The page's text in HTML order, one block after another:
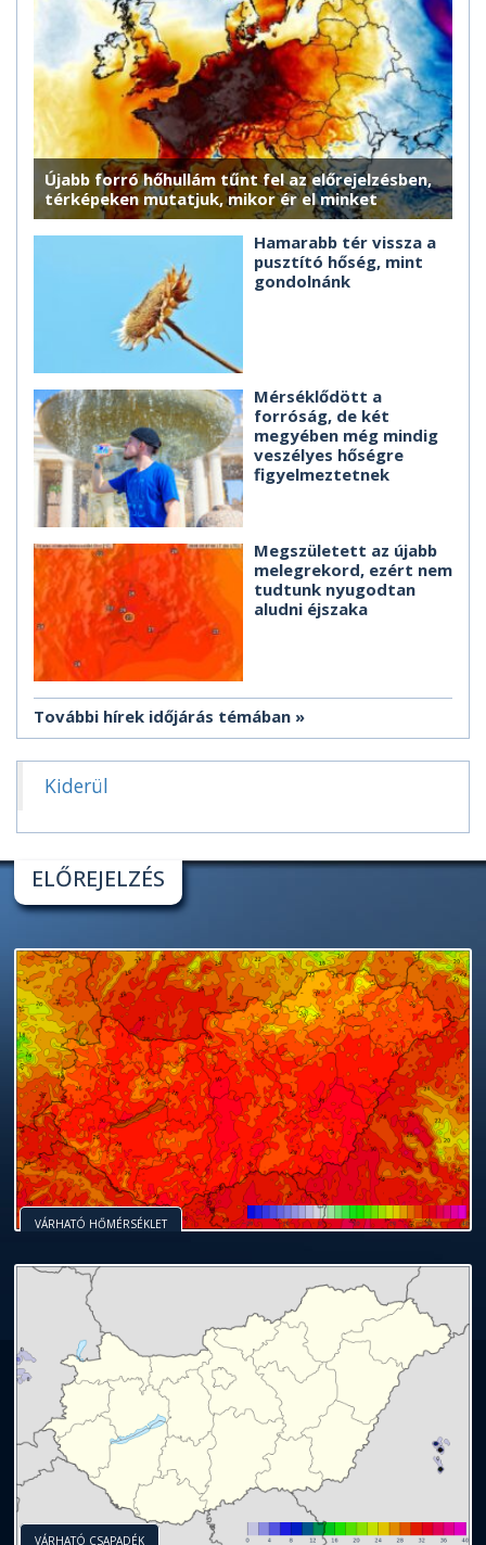
Újabb forró hőhullám tűnt fel az előrejelzésben,
térképeken mutatjuk, mikor ér el minket
Hamarabb tér vissza a
pusztító hőség, mint
gondolnánk
Mérséklődött a
forróság, de két
megyében még mindig
veszélyes hőségre
figyelmeztetnek
Megszületett az újabb
melegrekord, ezért nem
tudtunk nyugodtan
aludni éjszaka
További hírek időjárás témában
Kiderül
ELŐREJELZÉS
VÁRHATÓ HŐMÉRSÉKLET
VÁRHATÓ CSAPADÉK